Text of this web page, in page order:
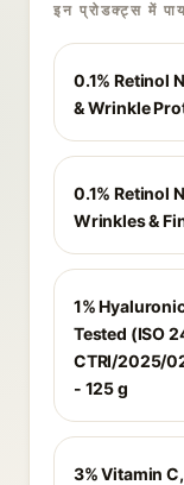
इन प्रोडक्ट्स में
0.1% Retinol
& Wrinkle
0.1% Retinol
Wrinkles &
1%
Tested (ISO
CTRI/2025/
- 125 g
3% Vitamin